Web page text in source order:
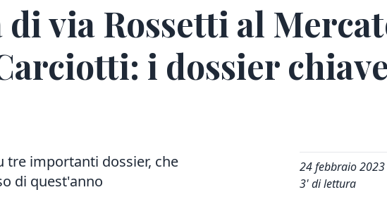
di via Rossetti al
i dossier
tre importanti dossier, che
di quest'anno
24 febbraio 2023
3' di lettura